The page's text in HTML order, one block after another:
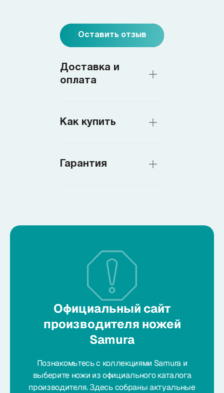
Оставить отзыв
Доставка и
оплата
Как купить
Гарантия
Официальный сайт
производителя ножей
Samura
Познакомьтесь с коллекциями Samura и
выберите ножи из официального каталога
производителя. Здесь собраны актуальные